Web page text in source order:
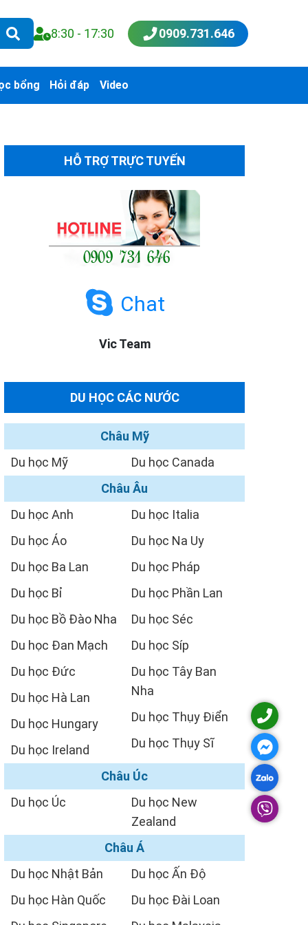
8:30 - 17:30 0909.731.646
bổng Hỏi đáp Video
HỖ TRỢ TRỰC TUYẾN
Chat
Vic Team
DU HỌC CÁC NƯỚC
Châu Mỹ
Du học Mỹ
Du học Canada
Châu Âu
Du học Anh
Du học Áo
Du học Ba Lan
Du học Bỉ
Du học Bồ Đào Nha
Du học Đan Mạch
Du học Đức
Du học Hà Lan
Du học Hungary
Du học Ireland
Du học Italia
Du học Na Uy
Du học Pháp
Du học Phần Lan
Du học Séc
Du học Síp
Du học Tây Ban
Nha
Du học Thụy Điển
Du học Thụy Sĩ
Châu Úc
Du học Úc
Du học New
Zealand
Châu Á
Du học Nhật Bản
Du học Hàn Quốc
Du học Ấn Độ
Du học Đài Loan